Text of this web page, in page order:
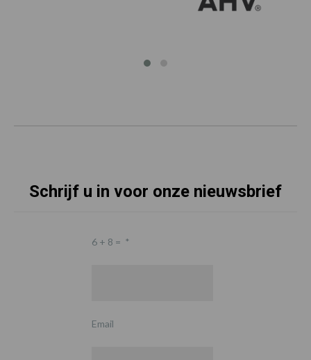
Schrijf u in voor onze nieuwsbrief
6 + 8 = *
Email